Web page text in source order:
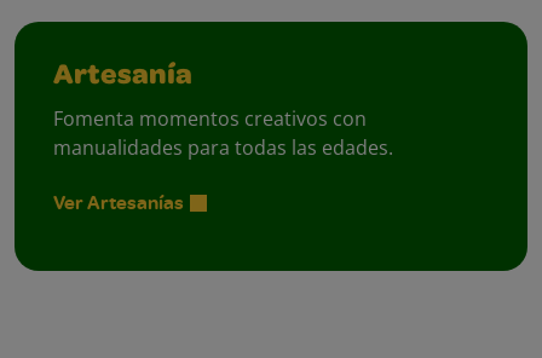
Artesanía
Fomenta momentos creativos con
manualidades para todas las edades.
Ver Artesanías